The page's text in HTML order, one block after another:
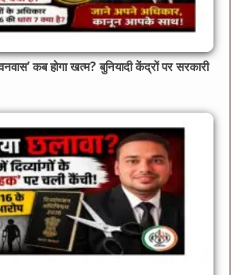
कब होगा खत्म? बुनियादी केंद्रों पर सरकारी